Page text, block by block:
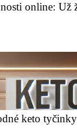
online: Už
keto